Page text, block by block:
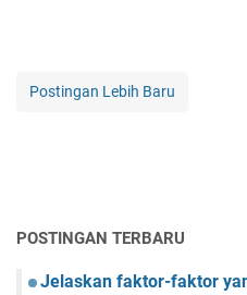
Postingan Lebih Baru
POSTINGAN TERBARU
Jelaskan faktor-faktor